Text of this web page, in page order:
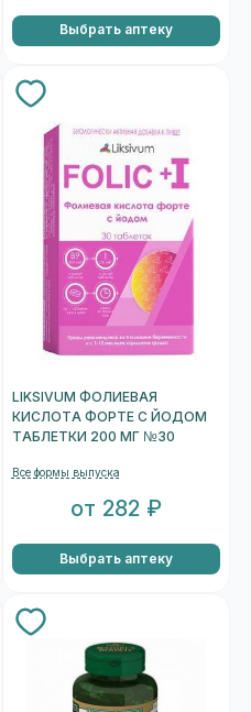
Выбрать аптеку
LIKSIVUM ФОЛИЕВАЯ
КИСЛОТА ФОРТЕ С ЙОДОМ
ТАБЛЕТКИ 200 МГ №30
Все формы выпуска
от 282 ₽
Выбрать аптеку